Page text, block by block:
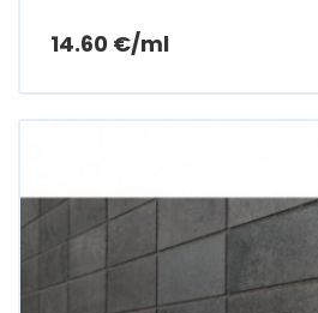
14.60 €/mlPrix